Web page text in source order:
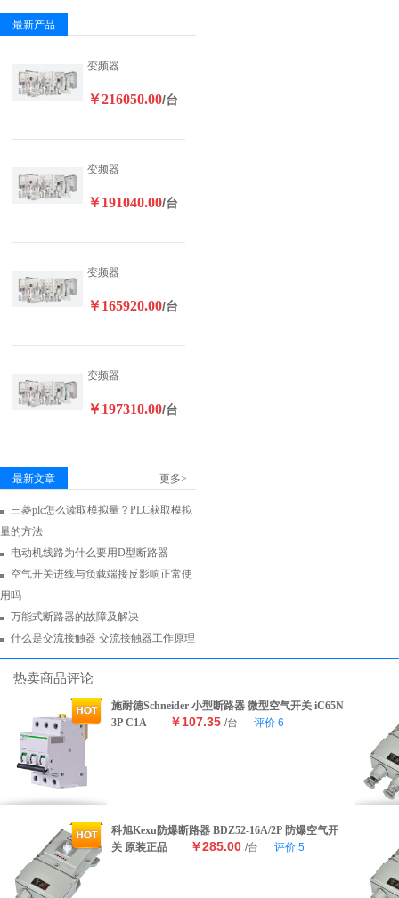
最新产品
变频器
￥216050.00/台
变频器
￥191040.00/台
变频器
￥165920.00/台
变频器
￥197310.00/台
最新文章 更多>
三菱plc怎么读取模拟量？PLC获取模拟
量的方法
电动机线路为什么要用D型断路器
空气开关进线与负载端接反影响正常使
用吗
万能式断路器的故障及解决
什么是交流接触器 交流接触器工作原理
热卖商品评论
施耐德Schneider 小型断路器 微型空气开关 iC65N
3P C1A
￥107.35 /台 评价 6
科旭Kexu防爆断路器 BDZ52-16A/2P 防爆空气开
关 原装正品
￥285.00 /台 评价 5